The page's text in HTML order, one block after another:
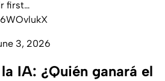
first…
3, 2026
IA: ¿Quién ganará el